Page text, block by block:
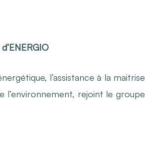
l’assistance à la maitrise
l’environnement, rejoint le groupe